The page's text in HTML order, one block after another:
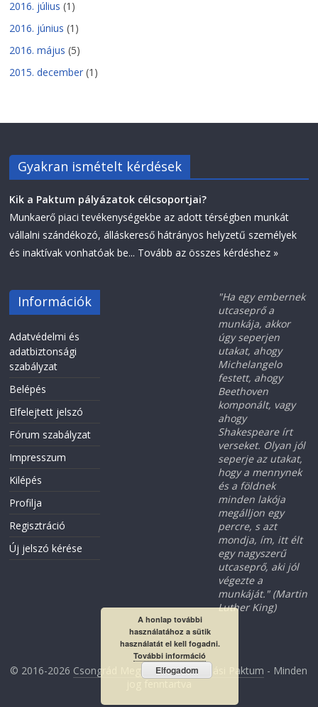
2016. július (1)
2016. június (1)
2016. május (5)
2015. december (1)
Gyakran ismételt kérdések
Kik a Paktum pályázatok célcsoportjai?
Munkaerő piaci tevékenységekbe az adott térségben munkát
vállalni szándékozó, álláskereső hátrányos helyzetű személyek
és inaktívak vonhatóak be... Tovább az összes kérdéshez »
Információk
Adatvédelmi és
adatbiztonsági
szabályzat
Belépés
Elfelejtett jelszó
Fórum szabályzat
Impresszum
Kilépés
Profilja
Regisztráció
Új jelszó kérése
"Ha egy embernek
utcaseprő a
munkája, akkor
úgy seperjen
utakat, ahogy
Michelangelo
festett, ahogy
Beethoven
komponált, vagy
ahogy
Shakespeare írt
verseket. Olyan jól
seperje az utakat,
hogy a mennynek
és a földnek
minden lakója
megálljon egy
percre, s azt
mondja, ím, itt élt
egy nagyszerű
utcaseprő, aki jól
végezte a
munkáját." (Martin
Luther King)
© 2016-2026 Csongrád Megyei Foglalkoztatási Paktum - Minden
A honlap további
használatához a sütik
használatát el kell fogadni.
További információ
Elfogadom